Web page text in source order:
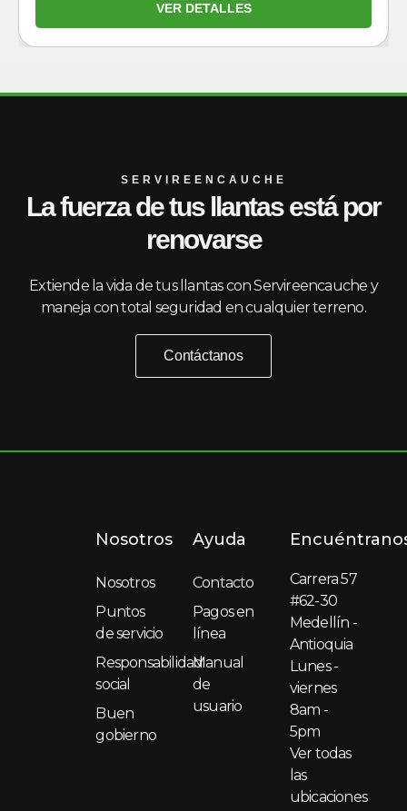
VER DETALLES
SERVIREENCAUCHE
La fuerza de tus llantas está por
renovarse
Extiende la vida de tus llantas con Servireencauche y
maneja con total seguridad en cualquier terreno.
Contáctanos
Nosotros
Nosotros
Puntos
de servicio
Responsabilidad
social
Buen
gobierno
Ayuda
Contacto
Pagos en
línea
Manual
de
usuario
Carrera 57
#62-30
Medellín -
Antioquia
Lunes -
viernes
8am -
5pm
Ver todas
las
ubicaciones